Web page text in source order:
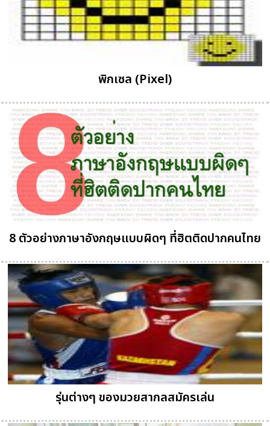
พิกเซล (Pixel)
8 ตัวอย่างภาษาอังกฤษแบบผิดๆ ที่ฮิตติดปากคนไทย
รุ่นต่างๆ ของมวยสากลสมัครเล่น